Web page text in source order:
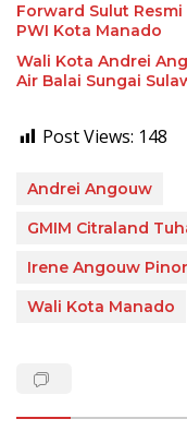
Forward Sulut
PWI Kota Manado
Wali Kota Andrei
Air Balai Sungai
Post Views: 148
Andrei Angouw
GMIM Citraland
Irene Angouw
Wali Kota Manado